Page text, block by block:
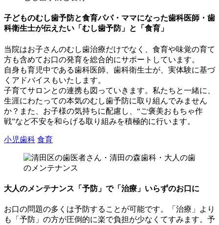
子どものむし歯予防と食育パパ・ママになった歯科医師・歯
科衛生士が伝えたい「むし歯予防」と「食育」
当院はお子さんのむし歯治療だけでなく、食育や味覚の育て
方も含めてお口の発育を総合的にサポートしています。
自身も育児中である歯科医師、歯科衛生士が、実体験に基づ
くアドバイスもいたします。
子育てサロンとの連携も図っていきます。私たちと一緒に、
生涯にわたっての本気のむし歯予防に取り組んでみません
か？また、お子様の気持ちに配慮し、“ご褒美おもちゃ作
戦”など不安を和らげる取り組みを積極的に行います。
小児歯科 食育
大人のメンテナンス 「予防」で「治療」いらずのお口に
お口の問題の多くは予防することが可能です。「治療」より
も「予防」の方が圧倒的に楽で負担が少なくてすみます。予